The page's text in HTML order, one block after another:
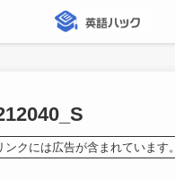
ンクには広告が含まれています。